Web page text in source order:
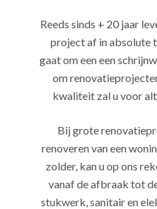
Reeds sinds + 20 jaar
project af in absolute
gaat om een een
om
kwaliteit zal u voor
Bij grote
renoveren van een
zolder, kan u op ons
vanaf de afbraak tot
stukwerk, sanitair en